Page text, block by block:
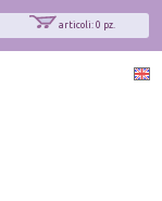
articoli: 0 pz.